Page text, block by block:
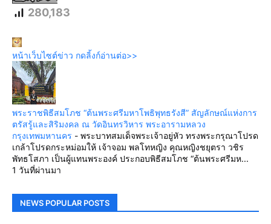
280,183
หน้าเว็บไซต์ข่าว กดลิ้งก์อ่านต่อ>>
พระราชพิธีสมโภช “ต้นพระศรีมหาโพธิพุทธรังสี” สัญลักษณ์แห่งการ
ตรัสรู้และสิริมงคล ณ วัดอินทรวิหาร พระอารามหลวง
กรุงเทพมหานคร - พระบาทสมเด็จพระเจ้าอยู่หัว ทรงพระกรุณาโปรด
เกล้าโปรดกระหม่อมให้ เจ้าจอม พลโทหญิง คุณหญิงชยุตรา วชิร
พัทธโสภา เป็นผู้แทนพระองค์ ประกอบพิธีสมโภช “ต้นพระศรีมห...
1 วันที่ผ่านมา
NEWS POPULAR POSTS